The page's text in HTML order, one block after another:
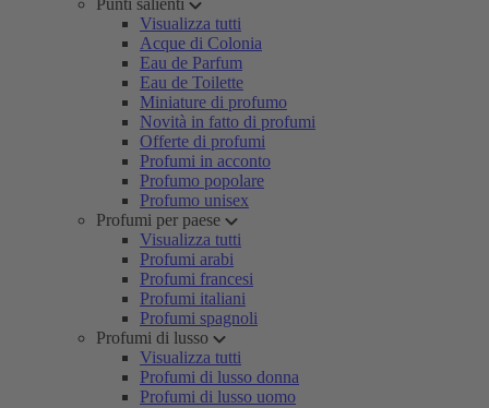
Punti salienti
Visualizza tutti
Acque di Colonia
Eau de Parfum
Eau de Toilette
Miniature di profumo
Novità in fatto di profumi
Offerte di profumi
Profumi in acconto
Profumo popolare
Profumo unisex
Profumi per paese
Visualizza tutti
Profumi arabi
Profumi francesi
Profumi italiani
Profumi spagnoli
Profumi di lusso
Visualizza tutti
Profumi di lusso donna
Profumi di lusso uomo